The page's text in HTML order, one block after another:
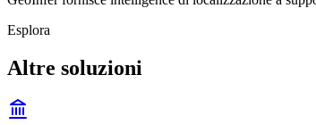
Esplora
Altre soluzioni